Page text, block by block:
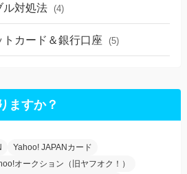
ル対処法 (4)
カード＆銀行口座 (5)
ますか？
Yahoo! JAPANカード
オークション（旧ヤフオク！）